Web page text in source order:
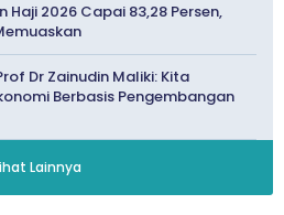
Haji 2026 Capai 83,28 Persen,
Dr Zainudin Maliki: Kita
Berbasis Pengembangan
Lainnya